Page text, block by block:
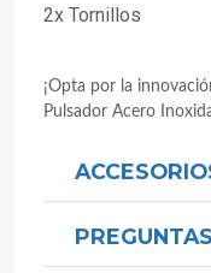
2x Tornillos
¡Opta por la
Pulsador Acero